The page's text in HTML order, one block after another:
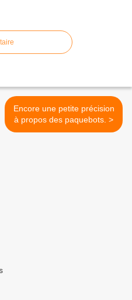
Encore une petite précision
à propos des paquebots. >